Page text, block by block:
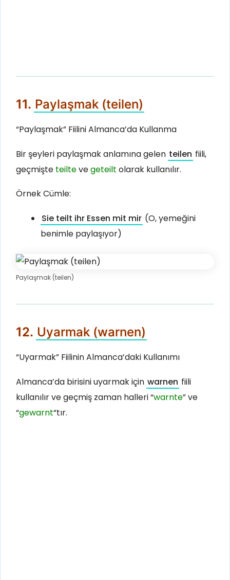
11. Paylaşmak (teilen)
“Paylaşmak” Fiilini Almanca’da Kullanma
Bir şeyleri paylaşmak anlamına gelen teilen fiili,
geçmişte teiltevegeteilt olarak kullanılır.
Örnek Cümle:
Sie teilt ihr Essen mit mir (O, yemeğini
benimle paylaşıyor)
Paylaşmak (teilen)
12. Uyarmak (warnen)
“Uyarmak” Fiilinin Almanca’daki Kullanımı
Almanca’da birisini uyarmak için warnen fiili
kullanılır ve geçmiş zaman halleri “warnte” ve
“gewarnt“tır.